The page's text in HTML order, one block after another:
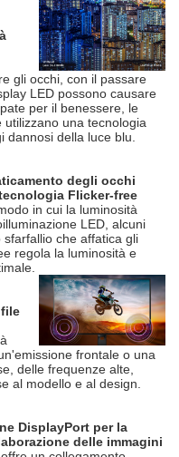
gli occhi, con il passare
LED possono causare
per il benessere, le
utilizzano una tecnologia
della luce blu.
degli occhi
Flicker-free
in cui la luminosità
LED, alcuni
che affatica gli
regola la luminosità e
frontale o una
delle frequenze alte,
al modello e al design.
DisplayPort per la
delle immagini